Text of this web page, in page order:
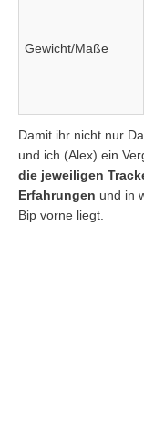
Gewicht/Maße
Damit ihr nicht nur
und ich (Alex) ein
die jeweiligen
Erfahrungen und in
Bip vorne liegt.